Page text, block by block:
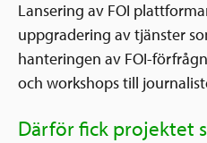
Lansering av FOI
uppgradering av tjänster
hanteringen av FOI-
och workshops till
Därför fick projektet